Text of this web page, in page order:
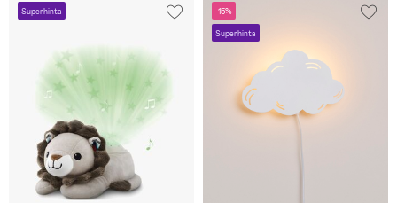
Superhinta -15%
Superhinta